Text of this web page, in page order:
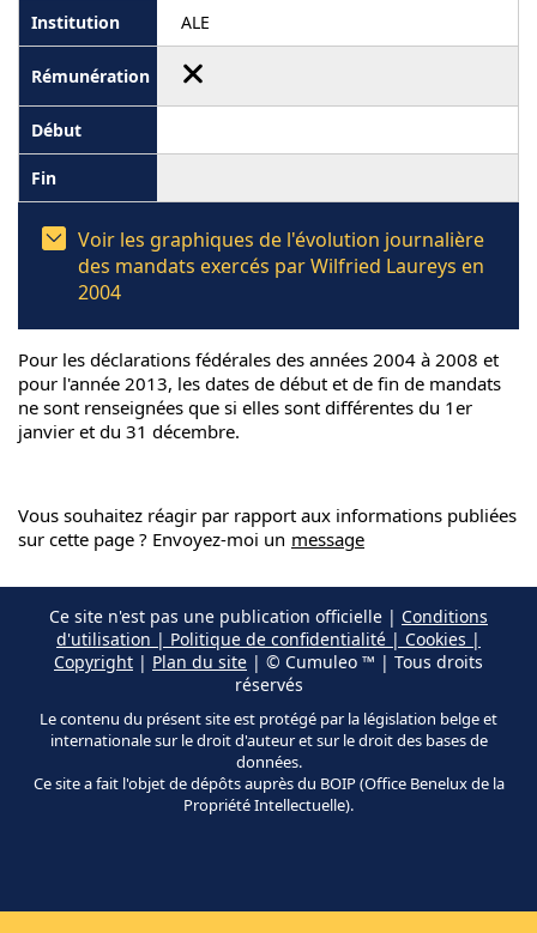
ALE
Voir les graphiques de l'évolution journalière
des mandats exercés par Wilfried Laureys en
2004
Pour les déclarations fédérales des années 2004 à 2008 et
pour l'année 2013, les dates de début et de fin de mandats
ne sont renseignées que si elles sont différentes du 1er
janvier et du 31 décembre.
Vous souhaitez réagir par rapport aux informations publiées
sur cette page ? Envoyez-moi un message
Ce site n'est pas une publication officielle | Conditions
d'utilisation | Politique de confidentialité | Cookies |
Copyright | Plan du site | © Cumuleo ™ | Tous droits
réservés
Le contenu du présent site est protégé par la législation belge et
internationale sur le droit d'auteur et sur le droit des bases de
données.
Ce site a fait l'objet de dépôts auprès du BOIP (Office Benelux de la
Propriété Intellectuelle).